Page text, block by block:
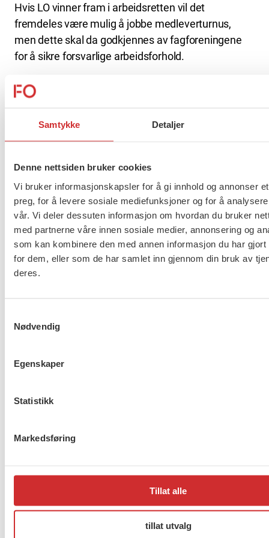
Samtykke Detaljer
Denne nettsiden bruker cookies
Vi bruker informasjonskapsler for å gi innhold og annonser
preg, for å levere sosiale mediefunksjoner og for å
vår. Vi deler dessuten informasjon om hvordan du bruker
med partnerne våre innen sosiale medier, annonsering og
som kan kombinere den med annen informasjon du har gjort
for dem, eller som de har samlet inn gjennom din bruk av
deres.
Nødvendig
Egenskaper
Statistikk
Markedsføring
Tillat alle
tillat utvalg
Hvis LO vinner fram i arbeidsretten vil det
fremdeles være mulig å jobbe medleverturnus,
men dette skal da godkjennes av fagforeningene
for å sikre forsvarlige arbeidsforhold.
Det er LOs advokater som fører saken mot NHO
service og handel og de tre selskapene Human
Solhaugen AS.
Les mer om sakenhos Fagforbundet.
Flere saker Se alle